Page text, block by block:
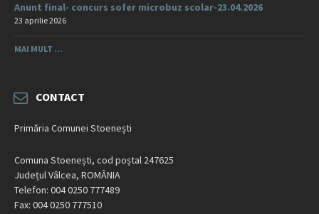
Anunt final- concurs sofer microbuz scolar-23.04.2026
23 aprilie 2026
MAI MULT ...
CONTACT
Primăria Comunei Stoenești
Comuna Stoenești, cod poștal 247625
Județul Vâlcea, ROMÂNIA
Telefon: 004 0250 777489
Fax: 004 0250 777510